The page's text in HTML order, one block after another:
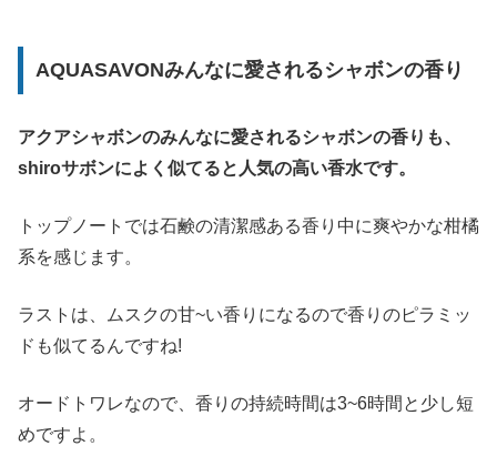
AQUASAVONみんなに愛されるシャボンの香り
アクアシャボンのみんなに愛されるシャボンの香りも、
shiroサボンによく似てると人気の高い香水です。
トップノートでは石鹸の清潔感ある香り中に爽やかな柑橘
系を感じます。
ラストは、ムスクの甘~い香りになるので香りのピラミッ
ドも似てるんですね!
オードトワレなので、香りの持続時間は3~6時間と少し短
めですよ。